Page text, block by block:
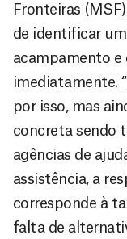
Fronteiras
de identificar
acampamento e
imediatamente.
por isso, mas
concreta sendo
agências de
assistência, a
corresponde à
falta de